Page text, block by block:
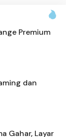
Premium
dan
Gahar, Layar